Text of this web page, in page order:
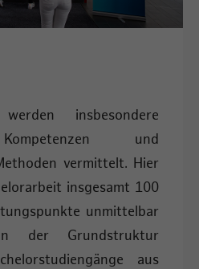
insbesondere
und
vermittelt. Hier
insgesamt 100
unmittelbar
der Grundstruktur
aus